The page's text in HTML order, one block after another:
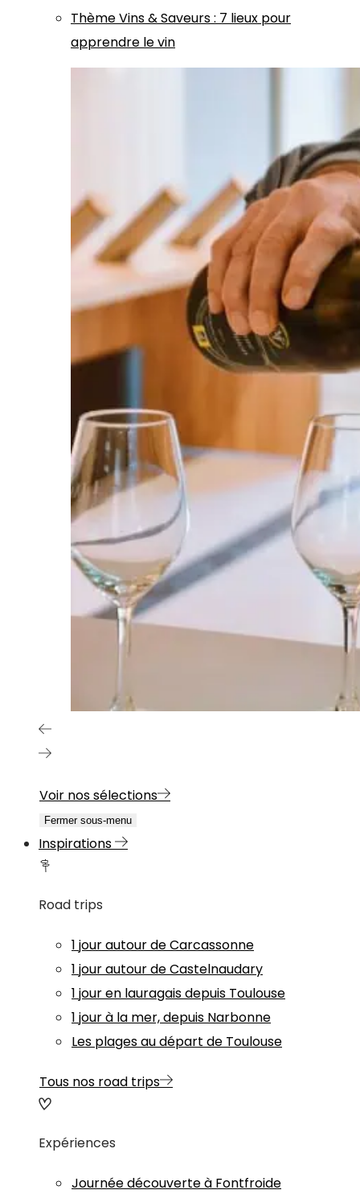
ThèmeVins & Saveurs: 7 lieux pour
apprendre le vin
Voir nos sélections
Fermer sous-menu
Inspirations
Road trips
1 jour autour de Carcassonne
1 jour autour de Castelnaudary
1 jour en lauragais depuis Toulouse
1 jour à la mer, depuis Narbonne
Les plages au départ de Toulouse
Tous nos road trips
Expériences
Journée découverte à Fontfroide